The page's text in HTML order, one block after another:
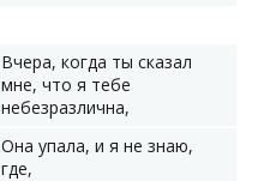
Вчера, когда ты сказал
мне, что я тебе
небезразлична,
Она упала, и я не знаю,
где,